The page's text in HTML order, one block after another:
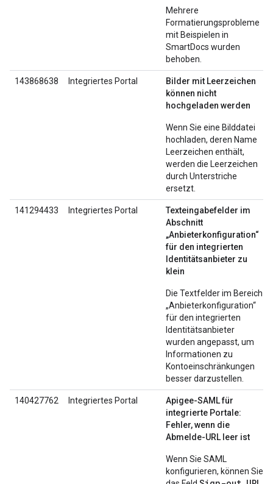
Mehrere
Formatierungsprobleme
mit Beispielen in
SmartDocs wurden
behoben.
143868638 Integriertes Portal
Bilder mit Leerzeichen
können nicht
hochgeladen werden
Wenn Sie eine Bilddatei
hochladen, deren Name
Leerzeichen enthält,
werden die Leerzeichen
durch Unterstriche
ersetzt.
141294433 Integriertes Portal
Texteingabefelder im
Abschnitt
„Anbieterkonfiguration“
für den integrierten
Identitätsanbieter zu
klein
Die Textfelder im Bereich
„Anbieterkonfiguration“
für den integrierten
Identitätsanbieter
wurden angepasst, um
Informationen zu
Kontoeinschränkungen
besser darzustellen.
140427762 Integriertes Portal
Apigee-SAML für
integrierte Portale:
Fehler, wenn die
Abmelde-URL leer ist
Wenn Sie SAML
konfigurieren, können Sie